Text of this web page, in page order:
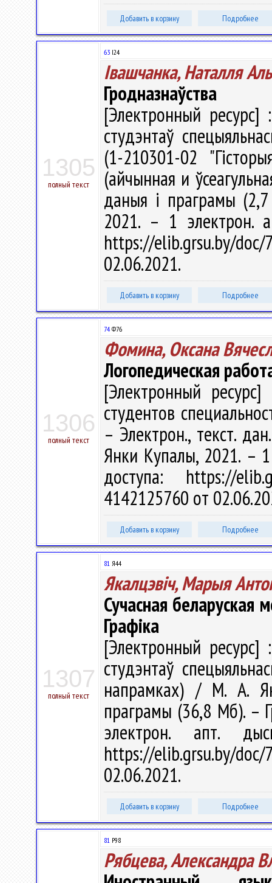
Добавить в корзину Подробнее
1305
полный текст
63 І24
Івашчанка, Наталля
Гродназнаўства
[Электронный ресурс]
студэнтаў
(1-210301-02
(айчынная и
даныя і праграмы
2021. – 1 электрон.
https://elib.grsu.by/
02.06.2021.
Добавить в корзину Подробнее
1306
полный текст
74 Ф76
Фомина, Оксана
Логопедическая
[Электронный
студентов
– Электрон., текст.
Янки Купалы, 2021. –
доступа: https://
4142125760 от
Добавить в корзину Подробнее
1307
полный текст
81 Я44
Якалцэвіч, Марыя
Сучасная беларуская
Графіка
[Электронный ресурс]
студэнтаў
напрамках) / М. А.
праграмы (36,8 Мб). –
электрон. апт.
https://elib.grsu.by/
02.06.2021.
Добавить в корзину Подробнее
81 Р98
Рябцева, Александра